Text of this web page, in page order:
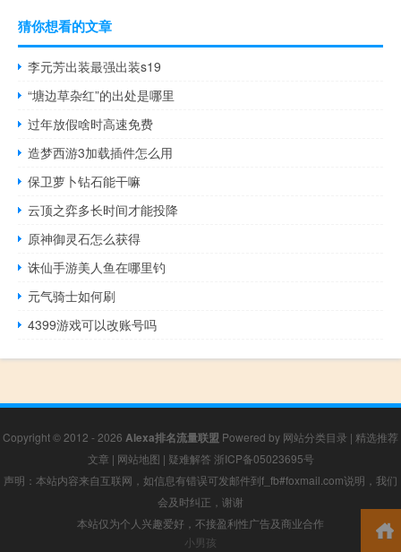
猜你想看的文章
李元芳出装最强出装s19
“塘边草杂红”的出处是哪里
过年放假啥时高速免费
造梦西游3加载插件怎么用
保卫萝卜钻石能干嘛
云顶之弈多长时间才能投降
原神御灵石怎么获得
诛仙手游美人鱼在哪里钓
元气骑士如何刷
4399游戏可以改账号吗
Copyright © 2012 - 2026 Alexa排名流量联盟 Powered by 网站分类目录 | 精选推荐
文章 | 网站地图 | 疑难解答 浙ICP备05023695号
声明：本站内容来自互联网，如信息有错误可发邮件到f_fb#foxmail.com说明，我们
会及时纠正，谢谢
本站仅为个人兴趣爱好，不接盈利性广告及商业合作
小男孩